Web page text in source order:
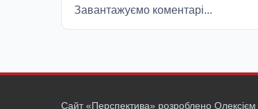
Завантажуємо коментарі...
Сайт «Перспектива» розроблено Олексієм